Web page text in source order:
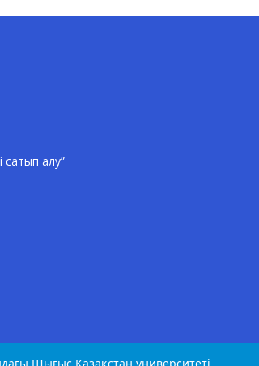
алу”
Шығыс Қазақстан университеті